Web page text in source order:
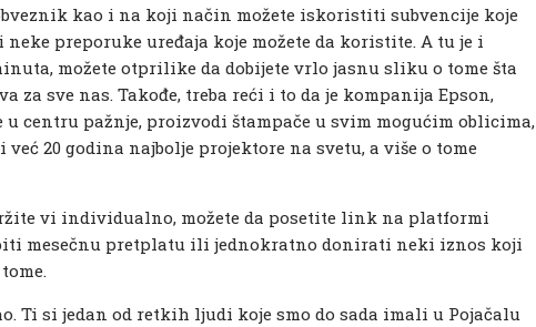
kao i na koji način možete iskoristiti subvencije koje
neke preporuke uređaja koje možete da koristite. A tu je i
možete otprilike da dobijete vrlo jasnu sliku o tome šta
za sve nas. Takođe, treba reći i to da je kompanija Epson,
u centru pažnje, proizvodi štampače u svim mogućim oblicima,
20 godina najbolje projektore na svetu, a više o tome
vi individualno, možete da posetite link na platformi
mesečnu pretplatu ili jednokratno donirati neki iznos koji
Ti si jedan od retkih ljudi koje smo do sada imali u Pojačalu